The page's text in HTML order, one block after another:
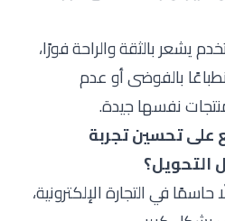
يشعر بالثقة والراحة فورًا،
بالفوضى أو عدم
نفسها جيدة.
على تحسين تجربة
التحويل؟
في التجارة الإلكترونية،